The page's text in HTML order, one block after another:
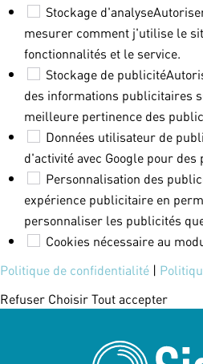
Stockage d'analyse
mesurer comment j'utilise le
fonctionnalités et le service.
Stockage de publicité
des informations publicitaires
meilleure pertinence des
Données utilisateur de
d'activité avec Google pour
Personnalisation des
expérience publicitaire en
personnaliser les publicités
Cookies nécessaire au
Politique de confidentialité |
Refuser ChoisirTout accepter